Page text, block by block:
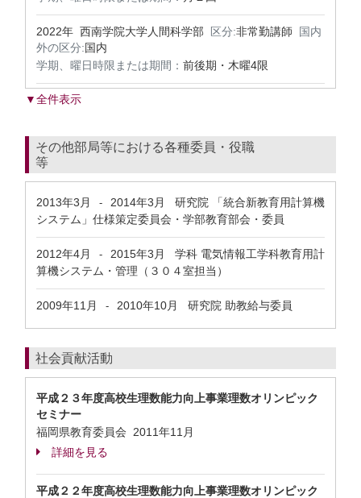
2022年 西南学院大学人間科学部 区分:非常勤講師
国内
外の区分:国内
学期、曜日時限または期間： 前後期・木曜4限
▼全件表示
その他部局等における各種委員・役職
等
2013年3月 - 2014年3月
研究院 「統合新教育用計算機
システム」仕様策定委員会・学部教育部会・委員
2012年4月 - 2015年3月
学科 電気情報工学科教育用計
算機システム・管理（３０４室担当）
2009年11月 - 2010年10月 研究院 助教給与委員
社会貢献活動
平成２３年度高校生理数能力向上事業理数オリンピック
セミナー
福岡県教育委員会 2011年11月
詳細を見る
平成２２年度高校生理数能力向上事業理数オリンピック